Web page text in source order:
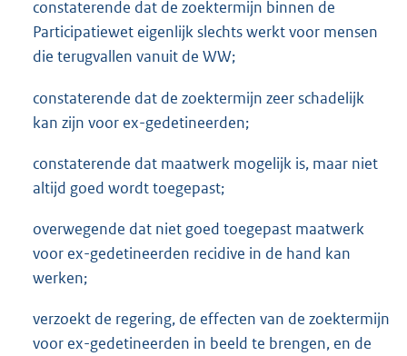
constaterende dat de zoektermijn binnen de
Participatiewet eigenlijk slechts werkt voor mensen
die terugvallen vanuit de WW;
constaterende dat de zoektermijn zeer schadelijk
kan zijn voor ex-gedetineerden;
constaterende dat maatwerk mogelijk is, maar niet
altijd goed wordt toegepast;
overwegende dat niet goed toegepast maatwerk
voor ex-gedetineerden recidive in de hand kan
werken;
verzoekt de regering, de effecten van de zoektermijn
voor ex-gedetineerden in beeld te brengen, en de